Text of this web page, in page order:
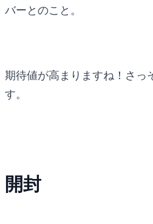
バーとのこと。
期待値が高まりますね！さっ
す。
開封